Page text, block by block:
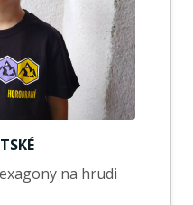
na hrudi